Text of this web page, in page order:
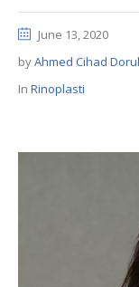
June 13, 2020
byAhmed Cihad
In Rinoplasti